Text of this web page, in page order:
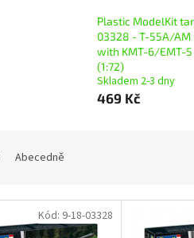
Plastic ModelKit
03328 - T-55A/AM
with KMT-6/EMT-5
(1:72)
Skladem 2-3 dny
469 Kč
Abecedně
Kód: 9-18-03328